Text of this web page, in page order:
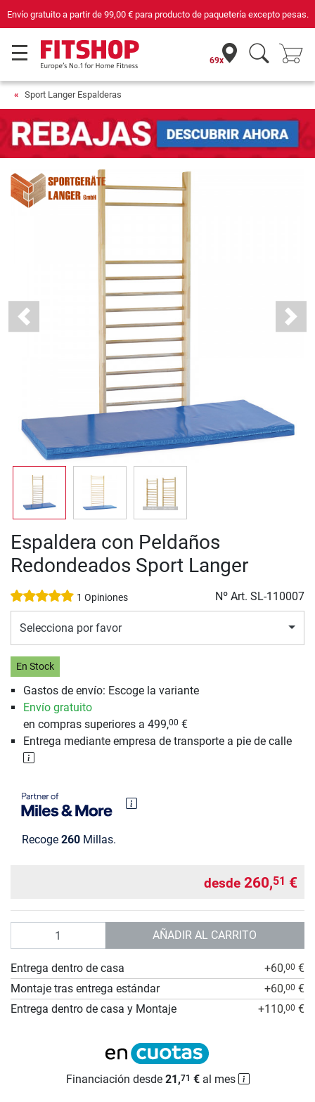
pesas. Compra con seguridad en Fitshop, comercio con sello de
69x
Sport Langer Espalderas
Previous Next
Espaldera con Peldaños
Redondeados Sport Langer
1 Opiniones Nº Art. SL-110007
Selecciona por favor
En Stock
Gastos de envío: Escoge la variante
Envío gratuito
en compras superiores a 499,00 €
Entrega mediante empresa de transporte a pie de calle
Recoge 260 Millas.
desde 260,51 €
AÑADIR AL CARRITO
Entrega dentro de casa +60,00 €
Montaje tras entrega estándar
+60,00 €
Entrega dentro de casa y Montaje
+110,00 €
Financiación desde 21,71 €al mes